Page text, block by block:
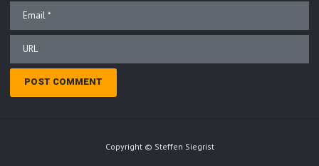
Copyright © Steffen Siegrist